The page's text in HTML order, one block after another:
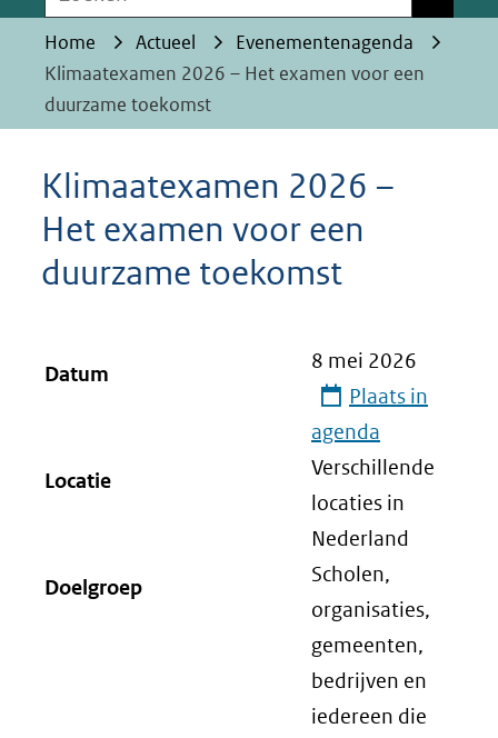
geweigerd.
Home Actueel
Evenementenagenda
Klimaatexamen 2026 – Het examen voor een
duurzame toekomst
Klimaatexamen 2026 –
Het examen voor een
duurzame toekomst
Datum
8 mei 2026
Plaats in
agenda
Locatie
Verschillende
locaties in
Nederland
Doelgroep
Scholen,
organisaties,
gemeenten,
bedrijven en
iedereen die